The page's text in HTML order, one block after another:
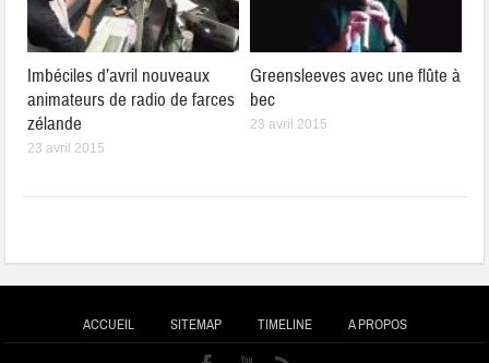
Imbéciles d’avril nouveaux
animateurs de radio de farces
zélande
23 avril 2015
Greensleeves avec une flûte à
bec
23 avril 2015
ACCUEIL SITEMAP TIMELINE A PROPOS